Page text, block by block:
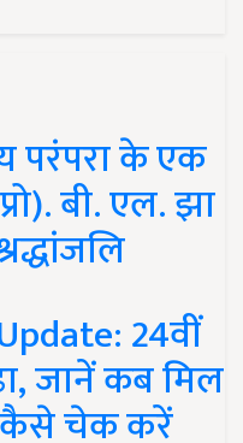
परंपरा के एक
बी. एल. झा
24वीं
जानें कब मिल
कैसे चेक करें